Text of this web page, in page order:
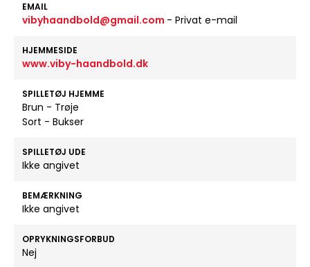
EMAIL
vibyhaandbold@gmail.com - Privat e-mail
HJEMMESIDE
www.viby-haandbold.dk
SPILLETØJ HJEMME
Brun - Trøje
Sort - Bukser
SPILLETØJ UDE
Ikke angivet
BEMÆRKNING
Ikke angivet
OPRYKNINGSFORBUD
Nej